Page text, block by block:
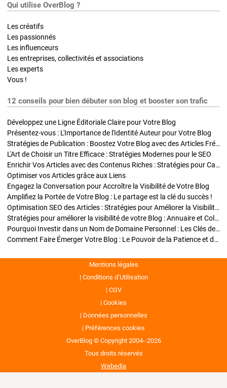
Qui utilise OverBlog ?
Les créatifs
Les passionnés
Les influenceurs
Les entreprises, collectivités et associations
Les experts
Vous !
12 conseils pour bien débuter son blog et booster son trafic
Développez une Ligne Éditoriale Claire pour Votre Blog
Présentez-vous : L'Importance de l'Identité Auteur pour Votre Blog
Stratégies de Publication : Boostez Votre Blog avec des Articles Fréquents et Exclusifs
L'Art de Choisir un Titre Efficace : Stratégies Modernes pour le SEO
Enrichir Vos Articles avec des Contenus Riches : Stratégies pour Captiver et Optimiser
Optimiser vos Articles grâce aux Liens
Engagez la Conversation pour Accroître la Visibilité de Votre Blog
Amplifiez la Portée de Votre Blog : Le partage est la clé du succès !
Optimisation SEO des Articles : Stratégies pour Améliorer la Visibilité de Votre Blog
Stratégies pour améliorer la visibilité de votre Blog : Annuaire et Collaborations
Pourquoi Investir dans un Nom de Domaine Personnel : Les Clés de la Réussite de Votre Blog
Comment Faire Émerger Votre Blog : Le Pouvoir de la Patience et de la Persévérance
Mentions légales
Conditions d’Utilisation
CGV
Cookies
Données personnelles
Préférences cookies
OverBlog © Copyright 2004--2026
Tous droits réservés
Webedia